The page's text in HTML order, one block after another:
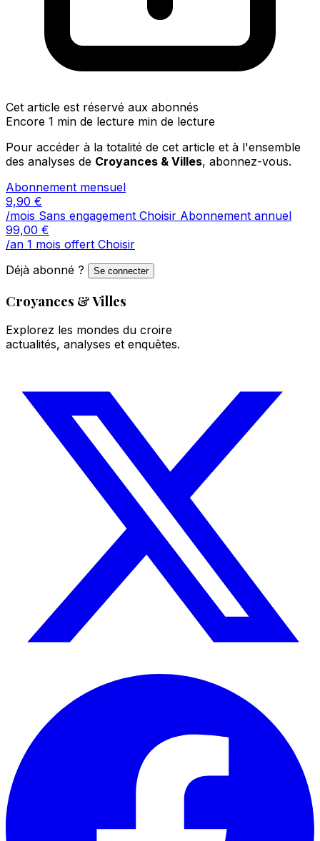
Cet article est réservé aux abonnés
Encore 1 min de lecture min de lecture
Pour accéder à la totalité de cet article et à l'ensemble
des analyses de Croyances & Villes, abonnez-vous.
Abonnement mensuel
9,90 €
/mois Sans engagement Choisir Abonnement annuel
99,00 €
/an 1 mois offert Choisir
Déjà abonné ?
Se connecter
Croyances & Villes
Explorez les mondes du croire
actualités, analyses et enquêtes.